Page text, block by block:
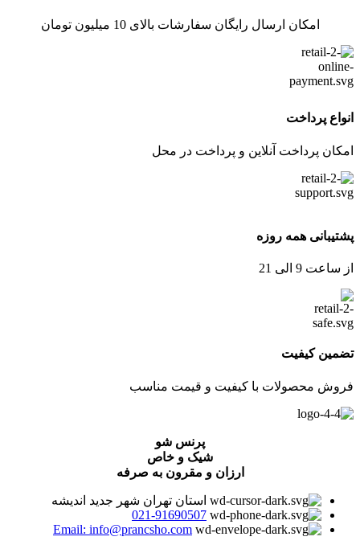
امکان ارسال رایگان سفارشات بالای 10 میلیون تومان
انواع پرداخت
امکان پرداخت آنلاین و پرداخت در محل
پشتیبانی همه روزه
از ساعت 9 الی 21
تضمین کیفیت
فروش محصولات با کیفیت و قیمت مناسب
پرنس شو
شیک و خاص
ارزان و مقرون به صرفه
استان تهران شهر جدید اندیشه
021-91690507
Email: info@prancsho.com